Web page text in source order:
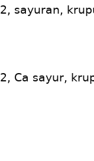
sayuran,
Ca sayur,